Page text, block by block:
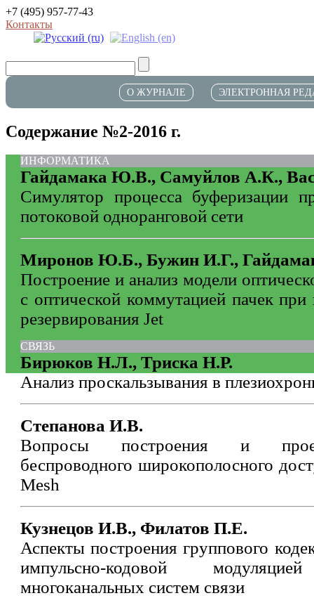
+7 (495) 957-77-43
Контакты
О ЖУРНАЛЕ ЭЛЕКТРОННАЯ
Содержание №2-2016 г.
ИНФОРМАТИКА
Гайдамака Ю.В., Самуйлов А.К.,
Симулятор процесса буферизации
потоковой одноранговой сети
Миронов Ю.Б., Бужин И.Г.,
Построение и анализ модели
с оптической коммутацией пачек
резервирования Jet
СВЯЗЬ
Бирюков Н.Л., Триска Н.Р.
Анализ проскальзывания в
Степанова И.В.
Вопросы построения и
беспроводного широкополосного
Mesh
Кузнецов И.В., Филатов П.Е.
Аспекты построения группового
импульсно-кодовой
многоканальных систем связи